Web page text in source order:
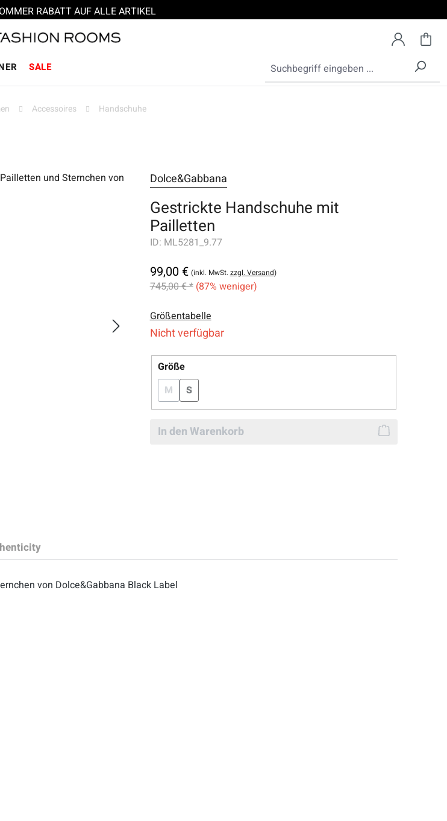
RABATT AUF ALLE ARTIKEL
SALE
Accessoires Handschuhe
Dolce&Gabbana
Gestrickte Handschuhe mit
Pailletten
ID: ML5281_9.77
99,00 € (inkl. MwSt.zzgl. Versand)
745,00 € * (87% weniger)
Größentabelle
Nicht verfügbar
Größeauswählen
M(Diese Option ist zurzeit nicht verfügbar.)
S(Diese Option ist zurzeit nicht verfügbar.)
In den Warenkorb
von Dolce&Gabbana Black Label